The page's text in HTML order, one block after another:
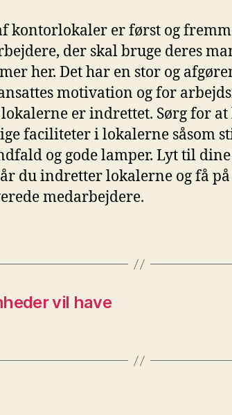
kontorlokaler er først og
der skal bruge deres
her. Det har en stor og
motivation og for
er indrettet. Sørg for at
faciliteter i lokalerne såsom
og gode lamper. Lyt til
du indretter lokalerne og få
medarbejdere.
vil have